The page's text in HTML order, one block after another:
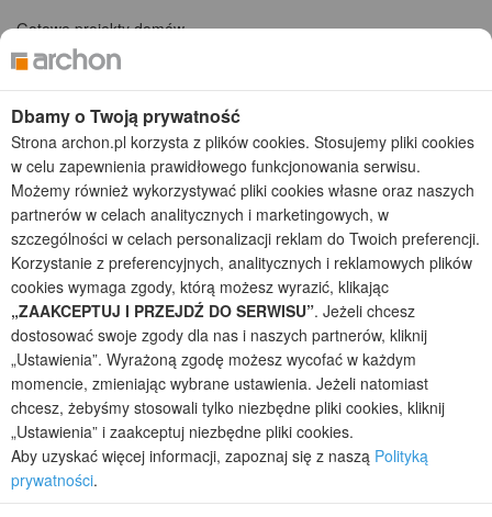
Gotowe projekty domów
Projekty domów tanich w budowie
Projekty domów szeregowych
Projekty domów wielorodzinnych
Projekty domów bliźniaczych
Projekty domów nowoczesnych
Projekty domów parterowych
2026 © ARCHON+ Biuro Projektów - Tradycyjne i nowoczesne gotowe
projekty domów - autorska pracownia architektoniczna założona w 1990r.
przez arch. Barbarę Mendel
Z uwagi na ciągłe doskonalenie procesu powstawania projektów (zgodnie z
normą ISO 9001), prezentowane na stronie projekty domów mogą
nieznacznie różnić się od dokumentacji technicznej.
Informujemy, iż w celu optymalizacji treści dostępnych w naszym sklepie,
dostosowania ich do Państwa indywidualnych potrzeb korzystamy z
informacji zapisanych za pomocą plików cookies na urządzeniach
końcowych użytkowników. Pliki cookies użytkownik może kontrolować za
pomocą ustawień swojej przeglądarki internetowej. Dalsze korzystanie z
naszego serwisu internetowego, bez zmiany ustawień przeglądarki
internetowej oznacza, iż użytkownik akceptuje stosowanie plików cookies.
Dbamy o Twoją prywatność
Strona archon.pl korzysta z plików cookies. Stosujemy pliki cookies
w celu zapewnienia prawidłowego funkcjonowania serwisu.
Możemy również wykorzystywać pliki cookies własne oraz naszych
partnerów w celach analitycznych i marketingowych, w
szczególności w celach personalizacji reklam do Twoich preferencji.
Korzystanie z preferencyjnych, analitycznych i reklamowych plików
cookies wymaga zgody, którą możesz wyrazić, klikając
„ZAAKCEPTUJ I PRZEJDŹ DO SERWISU”. Jeżeli chcesz
dostosować swoje zgody dla nas i naszych partnerów, kliknij
„Ustawienia”. Wyrażoną zgodę możesz wycofać w każdym
momencie, zmieniając wybrane ustawienia. Jeżeli natomiast
chcesz, żebyśmy stosowali tylko niezbędne pliki cookies, kliknij
„Ustawienia” i zaakceptuj niezbędne pliki cookies.
Aby uzyskać więcej informacji, zapoznaj się z naszą Polityką
prywatności.